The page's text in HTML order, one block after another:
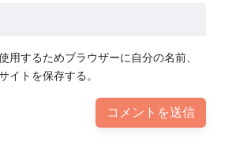
用するためブラウザーに自分の名前、
イトを保存する。